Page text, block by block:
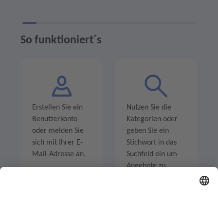
So funktioniert´s
Erstellen Sie ein
Benutzerkonto
oder melden Sie
sich mit Ihrer E-
Mail-Adresse an.
Nutzen Sie die
Kategorien oder
geben Sie ein
Stichwort in das
Suchfeld ein um
Angebote zu